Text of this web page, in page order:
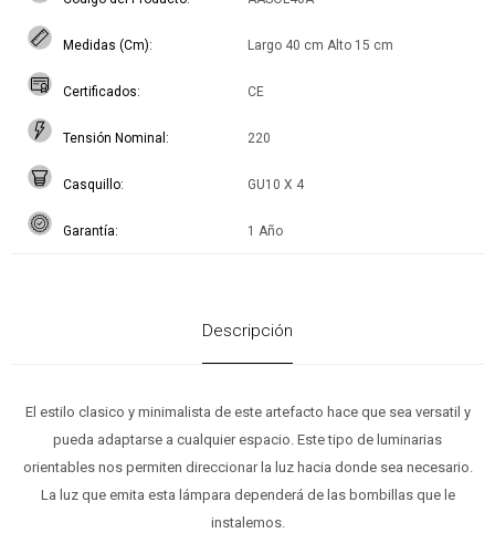
Medidas (Cm) Largo 40 cm Alto 15 cm
Certificados CE
Tensión Nominal 220
Casquillo GU10 X 4
Garantía 1 Año
Descripción
El estilo clasico y minimalista de este artefacto hace que sea versatil y
pueda adaptarse a cualquier espacio. Este tipo de luminarias
orientables nos permiten direccionar la luz hacia donde sea necesario.
La luz que emita esta lámpara dependerá de las bombillas que le
instalemos.